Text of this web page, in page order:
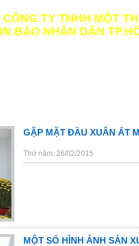
CÔNG TY TNHH MỘT
IN BÁO NHÂN DÂN
GẶP MẶT ĐẦU XUÂN ẤT
Thứ năm, 26/02/2015
MỘT SỐ HÌNH ẢNH SẢN